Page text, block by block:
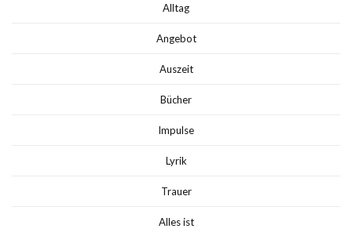
Alltag
Angebot
Auszeit
Bücher
Impulse
Lyrik
Trauer
Alles ist